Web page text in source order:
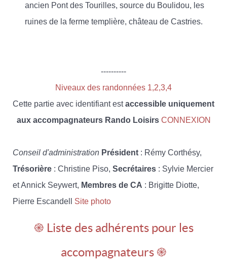
ancien Pont des Tourilles, source du Boulidou, les
ruines de la ferme templière, château de Castries.
----------
Niveaux des randonnées 1,2,3,4
Cette partie avec identifiant estaccessible uniquement
aux accompagnateurs Rando Loisirs CONNEXION
Conseil d'administration Président : Rémy Corthésy,
Trésorière : Christine Piso, Secrétaires : Sylvie Mercier
et Annick Seywert, Membres de CA : Brigitte Diotte,
Pierre Escandell Site photo
֎ Liste des adhérents pour les
accompagnateurs ֎